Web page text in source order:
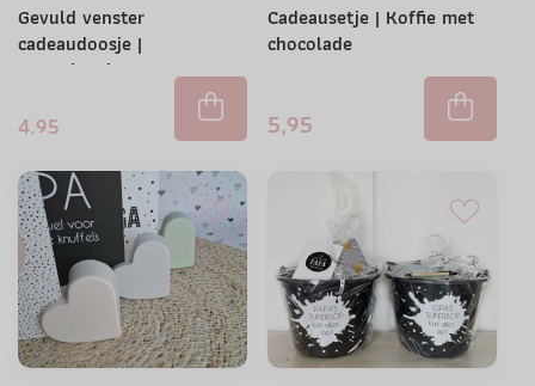
Gevuld venster
cadeaudoosje |
Snoephartjes
4.95
Cadeausetje | Koffie met
chocolade
5,95